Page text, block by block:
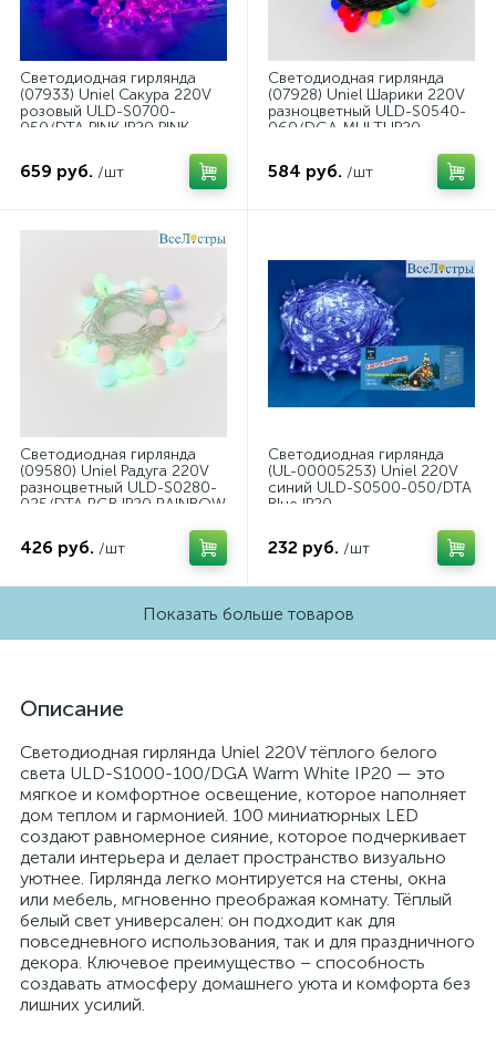
Светодиодная гирлянда
(07933) Uniel Сакура 220V
розовый ULD-S0700-
050/DTA PINK IP20 PINK
659 руб. /шт
Светодиодная гирлянда
(07928) Uniel Шарики 220V
разноцветный ULD-S0540-
060/DGA MULTI IP20
584 руб. /шт
Светодиодная гирлянда
(09580) Uniel Радуга 220V
разноцветный ULD-S0280-
025/DTA RGB IP20 RAINBOW
426 руб. /шт
Светодиодная гирлянда
(UL-00005253) Uniel 220V
синий ULD-S0500-050/DTA
Blue IP20
232 руб. /шт
Показать больше товаров
Описание
Светодиодная гирлянда Uniel 220V тёплого белого
света ULD-S1000-100/DGA Warm White IP20 — это
мягкое и комфортное освещение, которое наполняет
дом теплом и гармонией. 100 миниатюрных LED
создают равномерное сияние, которое подчеркивает
детали интерьера и делает пространство визуально
уютнее. Гирлянда легко монтируется на стены, окна
или мебель, мгновенно преображая комнату. Тёплый
белый свет универсален: он подходит как для
повседневного использования, так и для праздничного
декора. Ключевое преимущество – способность
создавать атмосферу домашнего уюта и комфорта без
лишних усилий.